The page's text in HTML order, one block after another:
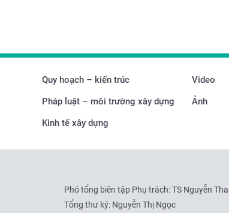
Quy hoạch – kiến trúc
Pháp luật – môi trường xây dựng
Kinh tế xây dựng
Video
Ảnh
Phó tổng biên tập Phụ trách: TS Nguyễn
Tổng thư ký: Nguyễn Thị Ngọc